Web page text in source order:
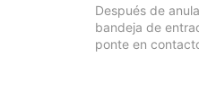
Después de
bandeja de
ponte en